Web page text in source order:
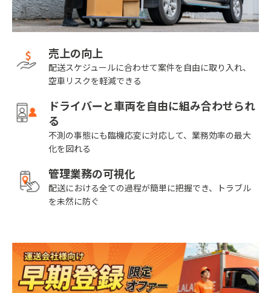
売上の向上
配送スケジュールに合わせて案件を自由に取り入れ、
空車リスクを軽減できる
ドライバーと車両を自由に組み合わせられ
る
不測の事態にも臨機応変に対応して、業務効率の最大
化を図れる
管理業務の可視化
配送における全ての過程が簡単に把握でき、トラブル
を未然に防ぐ